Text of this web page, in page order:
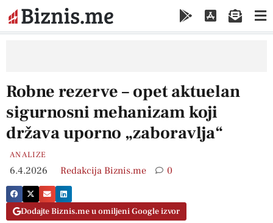
Robne rezerve – opet aktuelan
sigurnosni mehanizam koji
država uporno „zaboravlja“
ANALIZE
6.4.2026 Redakcija Biznis.me 0
Dodajte Biznis.me u omiljeni Google izvor